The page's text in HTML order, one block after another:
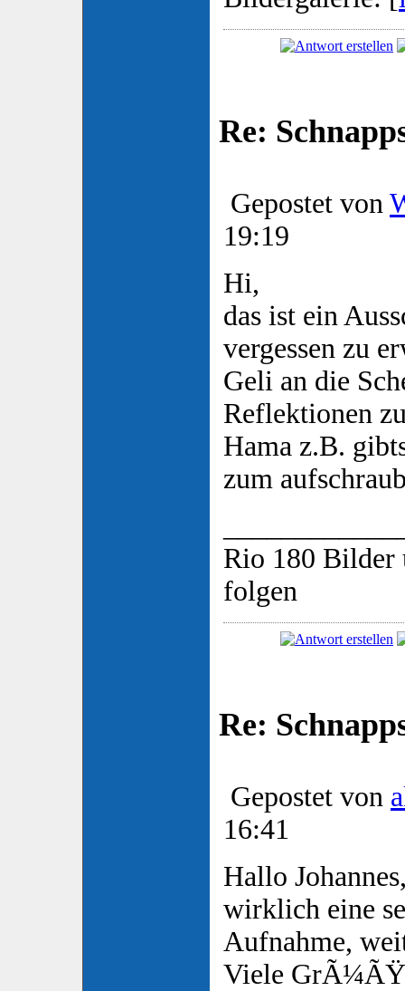
Re:
Gepostet von
19:19
Hi,
das ist ein
vergessen zu
Geli an die
Reflektionen
Hama z.B.
zum
Rio 180 Bilder
folgen
Re:
Gepostet von
16:41
Hallo
wirklich eine
Aufnahme,
Viele